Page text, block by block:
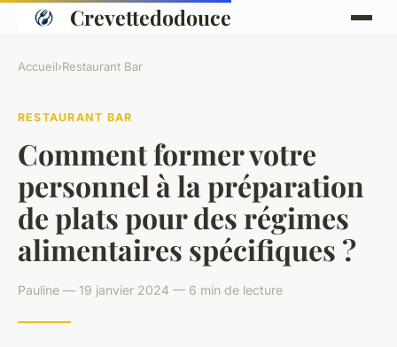
Crevettedodouce
Accueil›Restaurant Bar
RESTAURANT BAR
Comment former votre
personnel à la préparation
de plats pour des régimes
alimentaires spécifiques ?
Pauline — 19 janvier 2024 — 6 min de lecture